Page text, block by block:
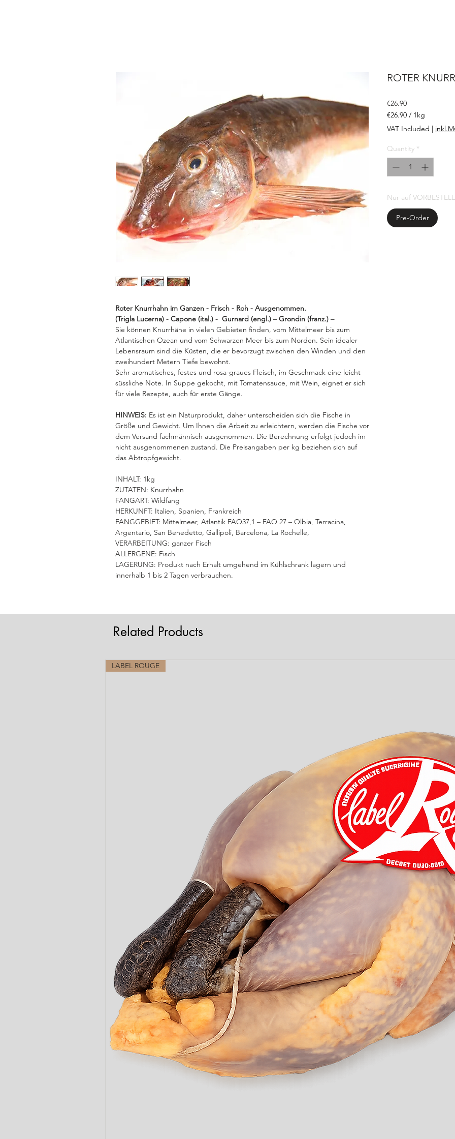
Roter Knurrhahn im Ganzen - Frisch - Roh - Ausgenommen.
(Trigla Lucerna) - Capone (ital.) - Gurnard (engl.) – Grondin (franz.) –
Sie können Knurrhäne in vielen Gebieten finden, vom Mittelmeer bis zum
Atlantischen Ozean und vom Schwarzen Meer bis zum Norden. Sein idealer
Lebensraum sind die Küsten, die er bevorzugt zwischen den Winden und den
zweihundert Metern Tiefe bewohnt.
Sehr aromatisches, festes und rosa-graues Fleisch, im Geschmack eine leicht
süssliche Note. In Suppe gekocht, mit Tomatensauce, mit Wein, eignet er sich
für viele Rezepte, auch für erste Gänge.
HINWEIS: Es ist ein Naturprodukt, daher unterscheiden sich die Fische in
Größe und Gewicht. Um Ihnen die Arbeit zu erleichtern, werden die Fische vor
dem Versand fachmännisch ausgenommen. Die Berechnung erfolgt jedoch im
nicht ausgenommenen zustand. Die Preisangaben per kg beziehen sich auf
das Abtropfgewicht.
INHALT: 1kg
ZUTATEN: Knurrhahn
FANGART: Wildfang
HERKUNFT: Italien, Spanien, Frankreich
FANGGEBIET: Mittelmeer, Atlantik FAO37,1 – FAO 27 – Olbia, Terracina,
Argentario, San Benedetto, Gallipoli, Barcelona, La Rochelle,
VERARBEITUNG: ganzer Fisch
ALLERGENE: Fisch
LAGERUNG: Produkt nach Erhalt umgehend im Kühlschrank lagern und
innerhalb 1 bis 2 Tagen verbrauchen.
ROTER
€26.90Price
€26.90 / 1kg
€26.90
per
1
Kilogram
VAT Included |
Quantity *
Nur auf
Pre-Order
Related Products
LABEL ROUGE